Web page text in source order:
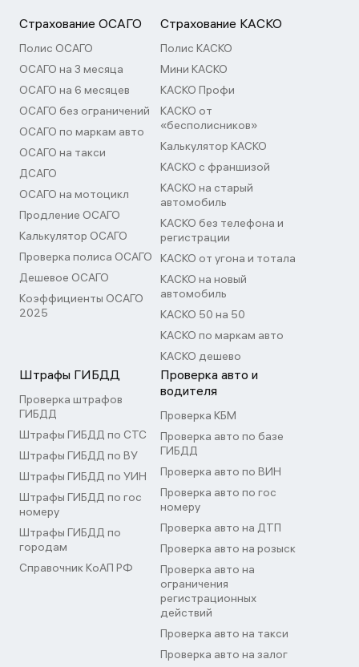
Страхование ОСАГО
Полис ОСАГО
ОСАГО на 3 месяца
ОСАГО на 6 месяцев
ОСАГО без ограничений
ОСАГО по маркам авто
ОСАГО на такси
ДСАГО
ОСАГО на мотоцикл
Продление ОСАГО
Калькулятор ОСАГО
Проверка полиса ОСАГО
Дешевое ОСАГО
Коэффициенты ОСАГО
2025
Страхование КАСКО
Полис КАСКО
Мини КАСКО
КАСКО Профи
КАСКО от
«бесполисников»
Калькулятор КАСКО
КАСКО с франшизой
КАСКО на старый
автомобиль
КАСКО без телефона и
регистрации
КАСКО от угона и тотала
КАСКО на новый
автомобиль
КАСКО 50 на 50
КАСКО по маркам авто
КАСКО дешево
Штрафы ГИБДД
Проверка штрафов
ГИБДД
Штрафы ГИБДД по СТС
Штрафы ГИБДД по ВУ
Штрафы ГИБДД по УИН
Штрафы ГИБДД по гос
номеру
Штрафы ГИБДД по
городам
Справочник КоАП РФ
Проверка авто и
водителя
Проверка КБМ
Проверка авто по базе
ГИБДД
Проверка авто по ВИН
Проверка авто по гос
номеру
Проверка авто на ДТП
Проверка авто на розыск
Проверка авто на
ограничения
регистрационных
действий
Проверка авто на такси
Проверка авто на залог